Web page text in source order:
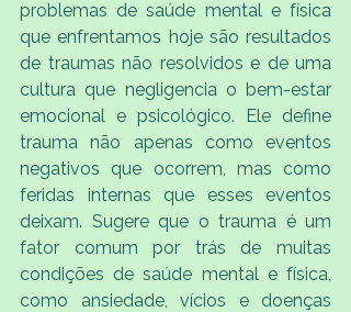
problemas de saúde mental e física
que enfrentamos hoje são resultados
de traumas não resolvidos e de uma
cultura que negligencia o bem-estar
emocional e psicológico. Ele define
trauma não apenas como eventos
negativos que ocorrem, mas como
feridas internas que esses eventos
deixam. Sugere que o trauma é um
fator comum por trás de muitas
condições de saúde mental e física,
como ansiedade, vícios e doenças